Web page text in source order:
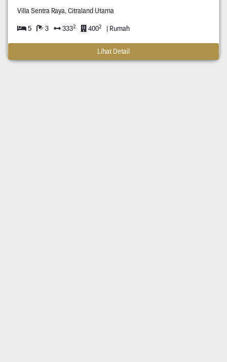
Villa Sentra Raya, Citraland Utama
5 3 3332 4002 | Rumah
Lihat Detail